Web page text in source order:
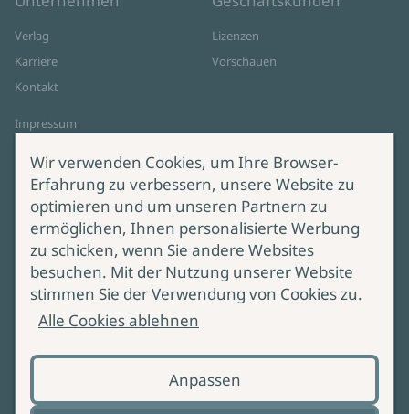
Verlag
Karriere
Kontakt
Impressum
Cookie-Einstellungen
AGB Online Shop
Lizenzen
Vorschauen
Service
Lieferung & Versand
Produktsicherheit
Bei Fragen zur Produktsicherheit
wenden Sie sich bitte an
Wir verwenden Cookies, um Ihre Browser-
Erfahrung zu verbessern, unsere Website zu
optimieren und um unseren Partnern zu
ermöglichen, Ihnen personalisierte Werbung
zu schicken, wenn Sie andere Websites
besuchen. Mit der Nutzung unserer Website
stimmen Sie der Verwendung von Cookies zu.
Alle Cookies ablehnen
Anpassen